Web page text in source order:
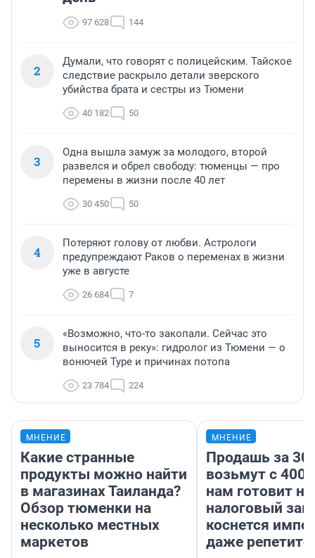
97 628 144
2
Думали, что говорят с полицейским. Тайское
следствие раскрыло детали зверского
убийства брата и сестры из Тюмени
40 182 50
3
Одна вышла замуж за молодого, второй
развелся и обрел свободу: тюменцы — про
перемены в жизни после 40 лет
30 450 50
4
Потеряют голову от любви. Астрологи
предупреждают Раков о переменах в жизни
уже в августе
26 684 7
5
«Возможно, что-то закопали. Сейчас это
выносится в реку»: гидролог из Тюмени — о
вонючей Туре и причинах потопа
23 784 224
МНЕНИЕ
Какие странные
продукты можно найти
в магазинах Таиланда?
Обзор тюменки на
несколько местных
маркетов
МНЕНИЕ
Продашь за
возьмут с
нам готовит
налоговый
коснется
даже